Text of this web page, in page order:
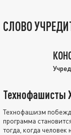
СЛОВО
Технофашисты
Технофашизм
программа
тогда, когда человек